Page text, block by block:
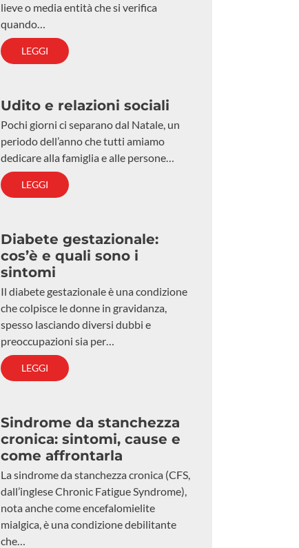
lieve o media entità che si verifica
quando…
LEGGI
Udito e relazioni sociali
Pochi giorni ci separano dal Natale, un
periodo dell’anno che tutti amiamo
dedicare alla famiglia e alle persone…
LEGGI
Diabete gestazionale:
cos’è e quali sono i
sintomi
Il diabete gestazionale è una condizione
che colpisce le donne in gravidanza,
spesso lasciando diversi dubbi e
preoccupazioni sia per…
LEGGI
Sindrome da stanchezza
cronica: sintomi, cause e
come affrontarla
La sindrome da stanchezza cronica (CFS,
dall’inglese Chronic Fatigue Syndrome),
nota anche come encefalomielite
mialgica, è una condizione debilitante
che…